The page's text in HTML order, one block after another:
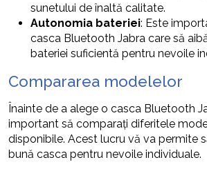
sunetului de înaltă calitate.
Autonomia bateriei: Este
casca Bluetooth Jabra care să
bateriei suficientă pentru nevoile
Compararea modelelor
Înainte de a alege o casca Bluetooth
important să comparați diferitele
disponibile. Acest lucru vă va permite
bună casca pentru nevoile individuale.